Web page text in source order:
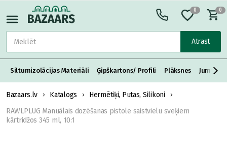
Atrast
0 0
Siltumizolācijas Materiāli Ģipškartons/ Profili Plāksnes Jumta
Bazaars.lv Katalogs
Hermētiķi, Putas, Silikoni
RAWLPLUG Manuālais dozēšanas pistole saistvielu sveķiem
kārtridžos 345 ml, 10:1